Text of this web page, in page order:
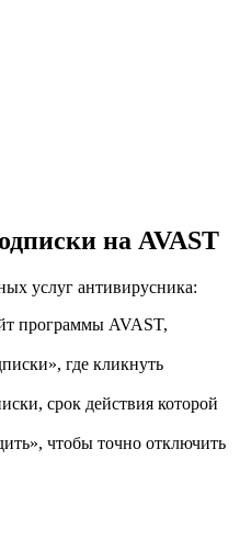
на AVAST
услуг антивирусника:
программы AVAST,
где кликнуть
срок действия которой
чтобы точно отключить